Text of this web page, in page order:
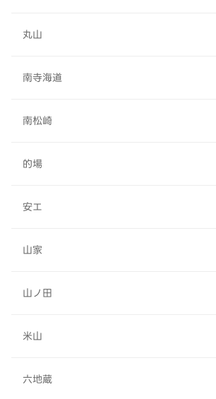
丸山
南寺海道
南松崎
的場
安エ
山家
山ノ田
米山
六地蔵